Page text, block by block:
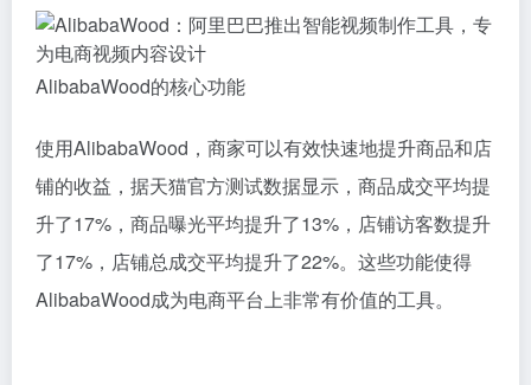
AlibabaWood的核心功能
使用AlibabaWood，商家可以有效快速地提升商品和店
铺的收益，据天猫官方测试数据显示，商品成交平均提
升了17%，商品曝光平均提升了13%，店铺访客数提升
了17%，店铺总成交平均提升了22%。这些功能使得
AlibabaWood成为电商平台上非常有价值的工具。